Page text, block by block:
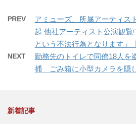
PREV
アミューズ、所属アーティス
起 他社アーティスト公演観
という不法行為となります」
NEXT
勤務先のトイレで同僚18人を
捕 ごみ箱に小型カメラを隠
新着記事